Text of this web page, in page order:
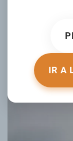
IR A
ESCRITO POR